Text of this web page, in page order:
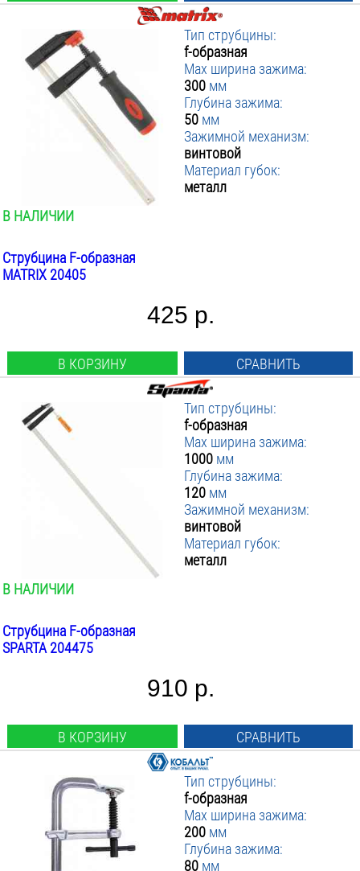
Тип струбцины:
f-образная
Max ширина зажима:
300 мм
Глубина зажима:
50 мм
Зажимной механизм:
винтовой
Материал губок:
металл
В НАЛИЧИИ
Струбцина F-образная
MATRIX 20405
425 р.
В КОРЗИНУ СРАВНИТЬ
Тип струбцины:
f-образная
Max ширина зажима:
1000 мм
Глубина зажима:
120 мм
Зажимной механизм:
винтовой
Материал губок:
металл
В НАЛИЧИИ
Струбцина F-образная
SPARTA 204475
910 р.
В КОРЗИНУ СРАВНИТЬ
Тип струбцины:
f-образная
Max ширина зажима:
200 мм
Глубина зажима:
80 мм